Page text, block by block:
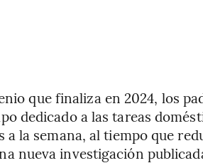
que finaliza en 2024, los
dedicado a las tareas
la semana, al tiempo que
nueva investigación